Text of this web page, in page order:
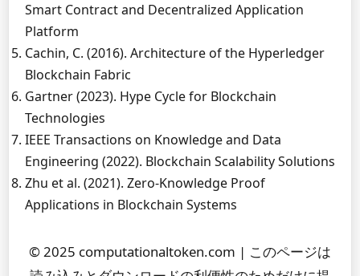
Smart Contract and Decentralized Application
Platform
Cachin, C. (2016). Architecture of the Hyperledger
Blockchain Fabric
Gartner (2023). Hype Cycle for Blockchain
Technologies
IEEE Transactions on Knowledge and Data
Engineering (2022). Blockchain Scalability Solutions
Zhu et al. (2021). Zero-Knowledge Proof
Applications in Blockchain Systems
© 2025 computationaltoken.com | このページは